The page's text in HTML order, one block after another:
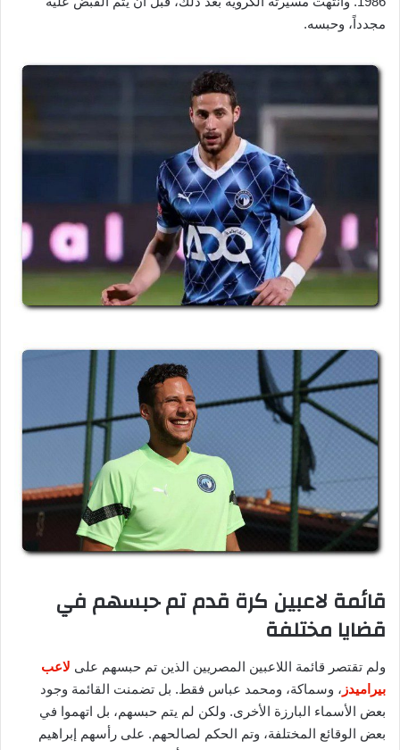
مجدداً، وحبسه.
قائمة لاعبين كرة قدم تم حبسهم في
قضايا مختلفة
ولم تقتصر قائمة اللاعبين المصريين الذين تم حبسهم على لاعب
بيراميدز ، وسماكة، ومحمد عباس فقط. بل تضمنت القائمة وجود
بعض الأسماء البارزة الأخرى. ولكن لم يتم حبسهم، بل اتهموا في
بعض الوقائع المختلفة، وتم الحكم لصالحهم. على رأسهم إبراهيم